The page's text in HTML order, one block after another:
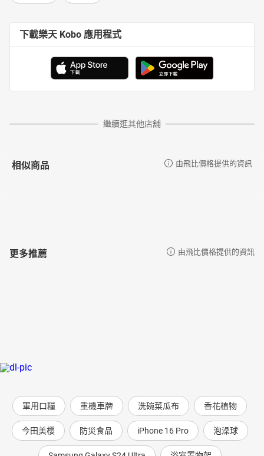
下載樂天 Kobo 應用程式
繼續逛其他店舖
相似商品 由飛比價格提供的資訊
更多推薦 由飛比價格提供的資訊
軍用口糧 重機車牌 洗碗菜瓜布 香花植物
今田美櫻 防災食品 iPhone 16 Pro 泡澡球